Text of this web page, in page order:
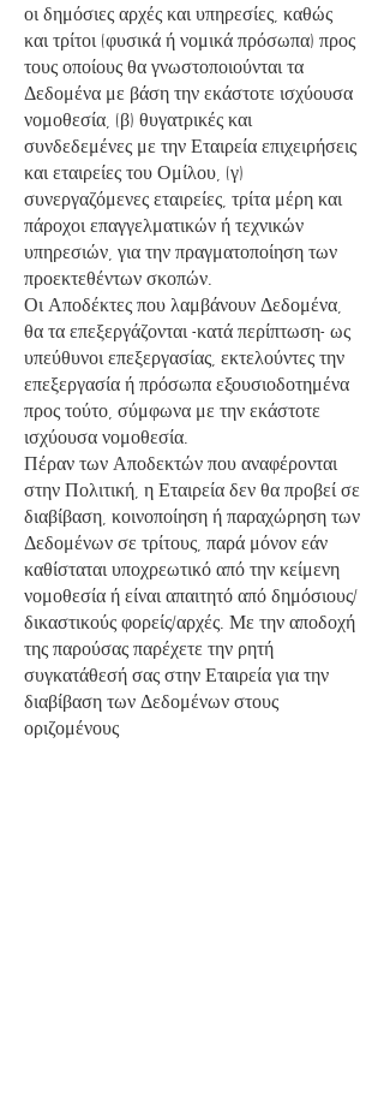
οι δημόσιες αρχές και υπηρεσίες, καθώς
και τρίτοι (φυσικά ή νομικά πρόσωπα) προς
τους οποίους θα γνωστοποιούνται τα
Δεδομένα με βάση την εκάστοτε ισχύουσα
νομοθεσία, (β) θυγατρικές και
συνδεδεμένες με την Εταιρεία επιχειρήσεις
και εταιρείες του Ομίλου, (γ)
συνεργαζόμενες εταιρείες, τρίτα μέρη και
πάροχοι επαγγελματικών ή τεχνικών
υπηρεσιών, για την πραγματοποίηση των
προεκτεθέντων σκοπών.
Οι Αποδέκτες που λαμβάνουν Δεδομένα,
θα τα επεξεργάζονται -κατά περίπτωση- ως
υπεύθυνοι επεξεργασίας, εκτελούντες την
επεξεργασία ή πρόσωπα εξουσιοδοτημένα
προς τούτο, σύμφωνα με την εκάστοτε
ισχύουσα νομοθεσία.
Πέραν των Αποδεκτών που αναφέρονται
στην Πολιτική, η Εταιρεία δεν θα προβεί σε
διαβίβαση, κοινοποίηση ή παραχώρηση των
Δεδομένων σε τρίτους, παρά μόνον εάν
καθίσταται υποχρεωτικό από την κείμενη
νομοθεσία ή είναι απαιτητό από δημόσιους/
δικαστικούς φορείς/αρχές. Με την αποδοχή
της παρούσας παρέχετε την ρητή
συγκατάθεσή σας στην Εταιρεία για την
διαβίβαση των Δεδομένων στους
οριζομένους